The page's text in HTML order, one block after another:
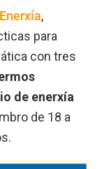
,
para
con tres
de enerxía
de 18 a